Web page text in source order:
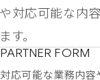
や対応可能な内
ます。
PARTNER FORM
対応可能な業務内容